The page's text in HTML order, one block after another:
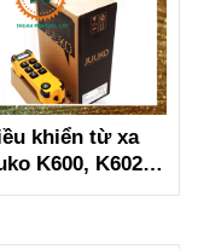
khiển từ xa
K600, K602,
K606